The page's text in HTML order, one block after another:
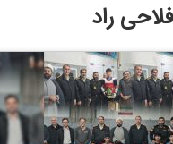
راد